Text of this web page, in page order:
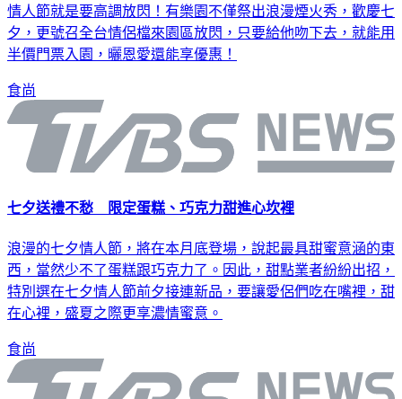
情人節就是要高調放閃！有樂園不僅祭出浪漫煙火秀，歡慶七
夕，更號召全台情侶檔來園區放閃，只要給他吻下去，就能用
半價門票入園，曬恩愛還能享優惠！
食尚
七夕送禮不愁 限定蛋糕、巧克力甜進心坎裡
浪漫的七夕情人節，將在本月底登場，說起最具甜蜜意涵的東
西，當然少不了蛋糕跟巧克力了。因此，甜點業者紛紛出招，
特別選在七夕情人節前夕接連新品，要讓愛侶們吃在嘴裡，甜
在心裡，盛夏之際更享濃情蜜意。
食尚